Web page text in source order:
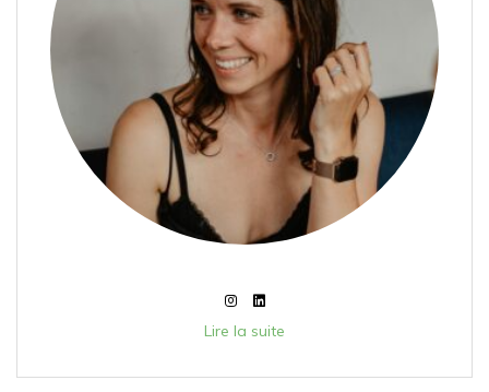
Lire la suite